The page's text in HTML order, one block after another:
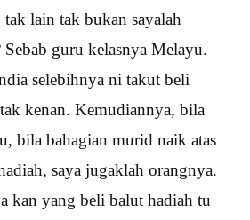
lain tak bukan sayalah
guru kelasnya Melayu.
selebihnya ni takut beli
kenan. Kemudiannya, bila
bila bahagian murid naik atas
saya jugaklah orangnya.
kan yang beli balut hadiah tu